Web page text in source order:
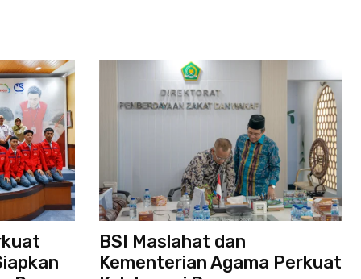
BSI Maslahat dan
Kementerian Agama Perkuat